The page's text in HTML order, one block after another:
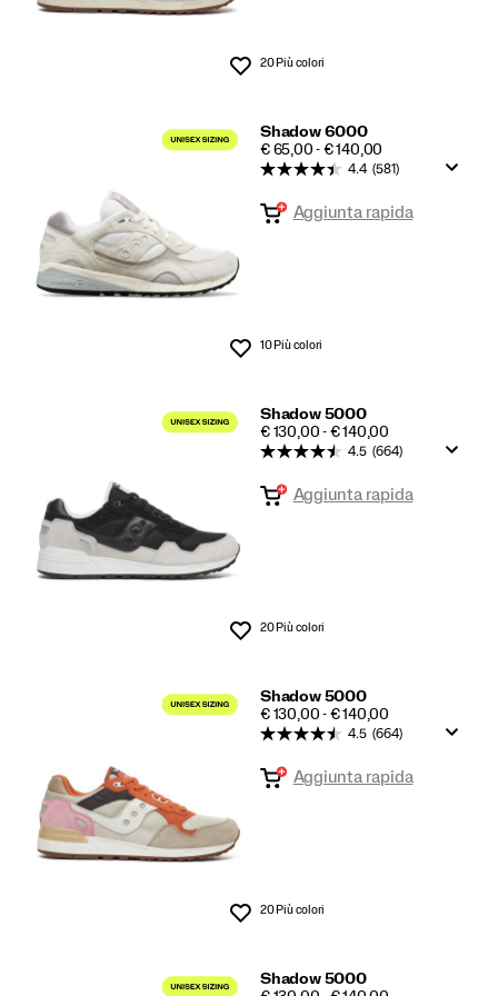
Lista dei desideri
20 Più colori
Shadow 6000
PRICE
€ 65,00 - € 140,00
Lista dei desideri
4.4 (581)
Aggiunta rapida
10 Più colori
Shadow 5000
PRICE
€ 130,00 - € 140,00
Lista dei desideri
4.5 (664)
Aggiunta rapida
20 Più colori
Shadow 5000
PRICE
€ 130,00 - € 140,00
Lista dei desideri
4.5 (664)
Aggiunta rapida
20 Più colori
Shadow 5000